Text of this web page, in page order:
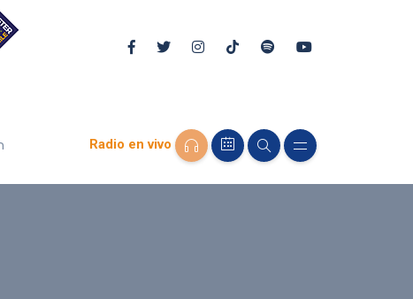
Radio en vivo